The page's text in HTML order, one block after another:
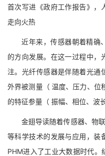
首次写进《政府工作报告》，
走向火热
近年来，传感器朝着精确
的方向发展。在这一过程中，
注。光纤传感器是伴随着光通
外界被测量（ 温度、压力、位
的特征参量（ 振幅、相位、波
金翅导读随着传感器、物联
等科学技术的发展与应用，装
PHM进入了工业大数据时代